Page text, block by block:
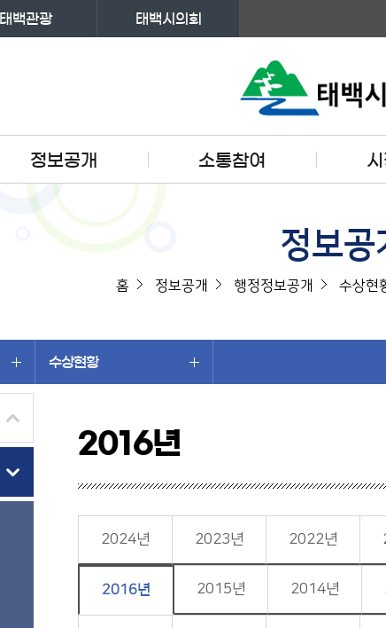
태백관광 태백시의회
정보공개 소통참여
정보공
홈 정보공개 행정정보공개 수상현
수상현황
2016년
2024년 2023년 2022년
2016년 2015년 2014년